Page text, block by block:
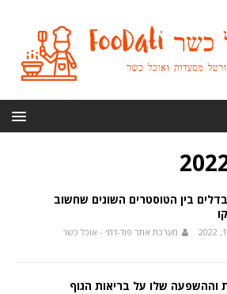
בין הטוסטרים השונים שחשוב
מערכת אתר פוד-דתי - אוכל כשר
וההשפעה שלו על בריאות הגוף